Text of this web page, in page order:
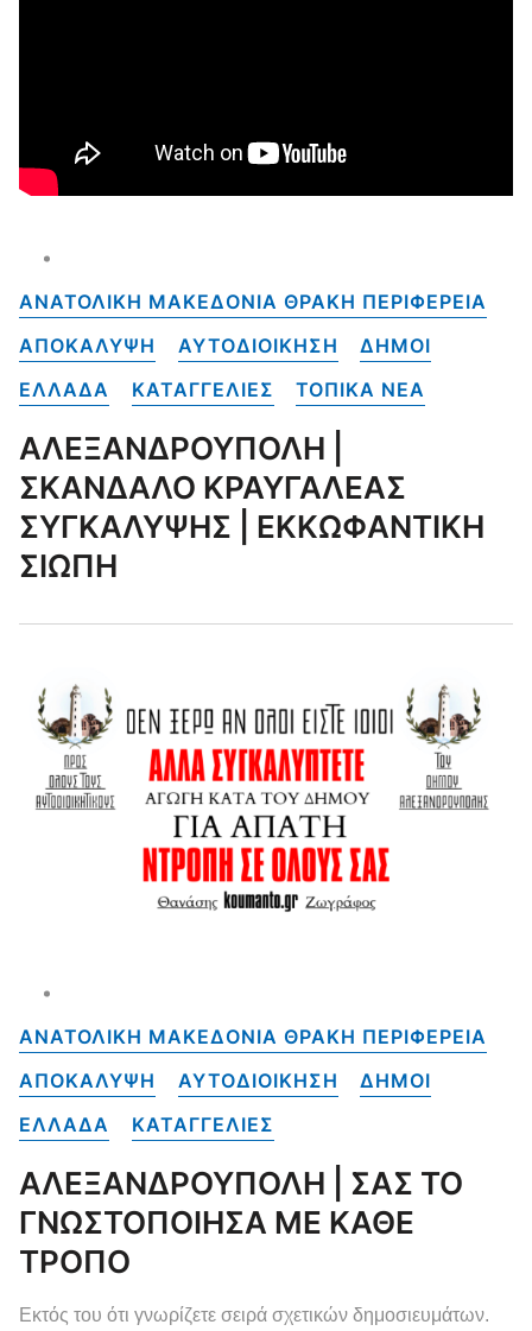
ΑΝΑΤΟΛΙΚΗ ΜΑΚΕΔΟΝΙΑ ΘΡΑΚΗ ΠΕΡΙΦΕΡΕΙΑ
ΑΠΟΚΑΛΥΨΗ
ΑΥΤΟΔΙΟΙΚΗΣΗ
ΔΗΜΟΙ
ΕΛΛΑΔΑ
ΚΑΤΑΓΓΕΛΙΕΣ ΤΟΠΙΚΑ NEA
ΑΛΕΞΑΝΔΡΟΥΠΟΛΗ |
ΣΚΑΝΔΑΛΟ ΚΡΑΥΓΑΛΕΑΣ
ΣΥΓΚΑΛΥΨΗΣ | ΕΚΚΩΦΑΝΤΙΚΗ
ΣΙΩΠΗ
ΑΝΑΤΟΛΙΚΗ ΜΑΚΕΔΟΝΙΑ ΘΡΑΚΗ ΠΕΡΙΦΕΡΕΙΑ
ΑΠΟΚΑΛΥΨΗ
ΑΥΤΟΔΙΟΙΚΗΣΗ
ΔΗΜΟΙ
ΕΛΛΑΔΑ
ΚΑΤΑΓΓΕΛΙΕΣ
ΑΛΕΞΑΝΔΡΟΥΠΟΛΗ | ΣΑΣ ΤΟ
ΓΝΩΣΤΟΠΟΙΗΣΑ ΜΕ ΚΑΘΕ
ΤΡΟΠΟ
Εκτός του ότι γνωρίζετε σειρά σχετικών δημοσιευμάτων.